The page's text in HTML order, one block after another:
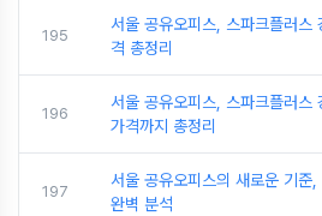
195
서울 공유오피스, 스파크플러스
격 총정리
196
서울 공유오피스, 스파크플러스
가격까지 총정리
197
서울 공유오피스의 새로운 기준
완벽 분석